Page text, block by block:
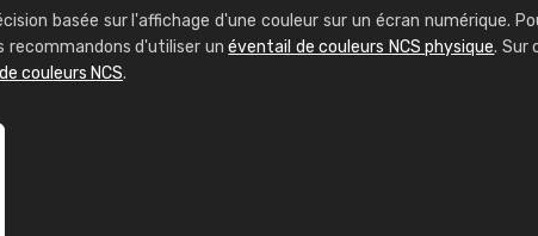
basée sur l'affichage d'une couleur sur un écran numérique.
recommandons d'utiliser unéventail de couleurs NCS physique. Sur
couleurs NCS.